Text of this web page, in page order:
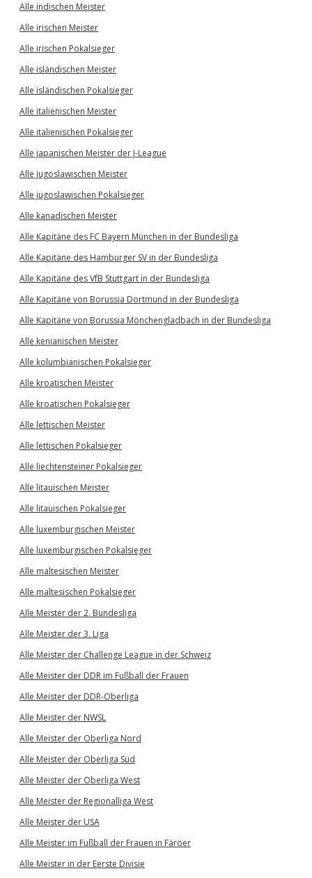
Alle indischen Meister
Alle irischen Meister
Alle irischen Pokalsieger
Alle isländischen Meister
Alle isländischen Pokalsieger
Alle italienischen Meister
Alle italienischen Pokalsieger
Alle japanischen Meister der J-League
Alle jugoslawischen Meister
Alle jugoslawischen Pokalsieger
Alle kanadischen Meister
Alle Kapitäne des FC Bayern München in der Bundesliga
Alle Kapitäne des Hamburger SV in der Bundesliga
Alle Kapitäne des VfB Stuttgart in der Bundesliga
Alle Kapitäne von Borussia Dortmund in der Bundesliga
Alle Kapitäne von Borussia Mönchengladbach in der Bundesliga
Alle kenianischen Meister
Alle kolumbianischen Pokalsieger
Alle kroatischen Meister
Alle kroatischen Pokalsieger
Alle lettischen Meister
Alle lettischen Pokalsieger
Alle liechtensteiner Pokalsieger
Alle litauischen Meister
Alle litauischen Pokalsieger
Alle luxemburgischen Meister
Alle luxemburgischen Pokalsieger
Alle maltesischen Meister
Alle maltesischen Pokalsieger
Alle Meister der 2. Bundesliga
Alle Meister der 3. Liga
Alle Meister der Challenge League in der Schweiz
Alle Meister der DDR im Fußball der Frauen
Alle Meister der DDR-Oberliga
Alle Meister der NWSL
Alle Meister der Oberliga Nord
Alle Meister der Oberliga Süd
Alle Meister der Oberliga West
Alle Meister der Regionalliga West
Alle Meister der USA
Alle Meister im Fußball der Frauen in Färöer
Alle Meister in der Eerste Divisie